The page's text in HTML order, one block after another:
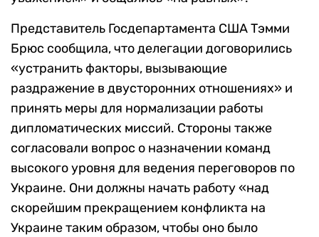
Представитель Госдепартамента США Тэмми
Брюс сообщила, что делегации договорились
«устранить факторы, вызывающие
раздражение в двусторонних отношениях» и
принять меры для нормализации работы
дипломатических миссий. Стороны также
согласовали вопрос о назначении команд
высокого уровня для ведения переговоров по
Украине. Они должны начать работу «над
скорейшим прекращением конфликта на
Украине таким образом, чтобы оно было